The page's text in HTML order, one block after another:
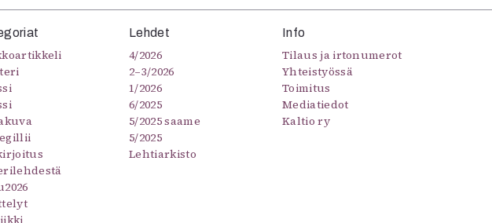
Lehdet
4/2026
2–3/2026
1/2026
6/2025
5/2025 saame
5/2025
Lehtiarkisto
Info
Tilaus ja irtonumerot
Yhteistyössä
Toimitus
Mediatiedot
Kaltio ry